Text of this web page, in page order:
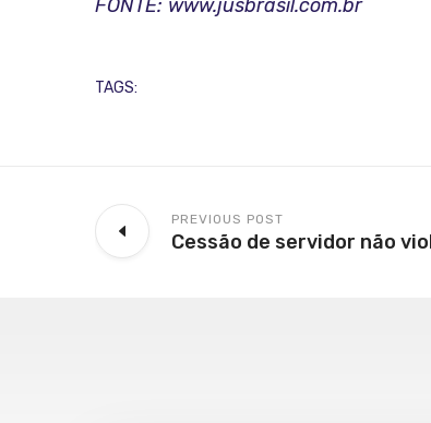
FONTE: www.jusbrasil.com.br
TAGS:
PREVIOUS POST